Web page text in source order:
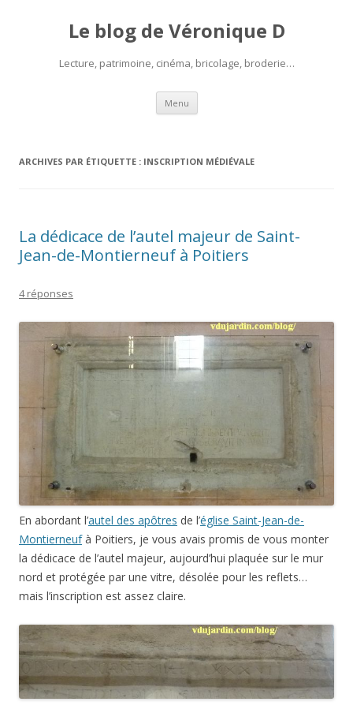
Le blog de Véronique D
Lecture, patrimoine, cinéma, bricolage, broderie…
Menu Aller
contenu
ARCHIVES PAR ÉTIQUETTE : INSCRIPTION MÉDIÉVALE
La dédicace de l’autel majeur de Saint-
Jean-de-Montierneuf à Poitiers
4 réponses
En abordant l’autel des apôtres de l’église Saint-Jean-de-
Montierneufà Poitiers, je vous avais promis de vous monter
la dédicace de l’autel majeur, aujourd’hui plaquée sur le mur
nord et protégée par une vitre, désolée pour les reflets…
mais l’inscription est assez claire.